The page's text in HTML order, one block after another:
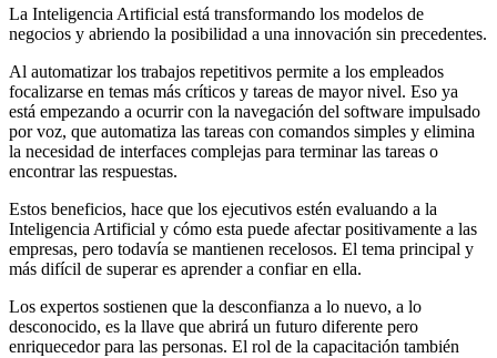
La Inteligencia Artificial está transformando los modelos de
negocios y abriendo la posibilidad a una innovación sin precedentes.
Al automatizar los trabajos repetitivos permite a los empleados
focalizarse en temas más críticos y tareas de mayor nivel. Eso ya
está empezando a ocurrir con la navegación del software impulsado
por voz, que automatiza las tareas con comandos simples y elimina
la necesidad de interfaces complejas para terminar las tareas o
encontrar las respuestas.
Estos beneficios, hace que los ejecutivos estén evaluando a la
Inteligencia Artificial y cómo esta puede afectar positivamente a las
empresas, pero todavía se mantienen recelosos. El tema principal y
más difícil de superar es aprender a confiar en ella.
Los expertos sostienen que la desconfianza a lo nuevo, a lo
desconocido, es la llave que abrirá un futuro diferente pero
enriquecedor para las personas. El rol de la capacitación también